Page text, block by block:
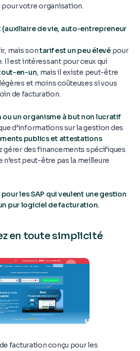
votre organisation.
(auxiliaire de vie, auto-entrepreneur
mais sontarif est un peu élevépour
est intéressant pour ceux qui
en-un, mais il existe peut-être
et moins coûteuses si vous
de facturation.
ou un organisme à but non lucratif
d’informations sur la gestion des
publics et attestations
gérer des financements spécifiques
n’est peut-être pas la meilleure
les SAP qui veulent une gestion
pur logiciel de facturation.
en toute simplicité
facturation conçu pour les